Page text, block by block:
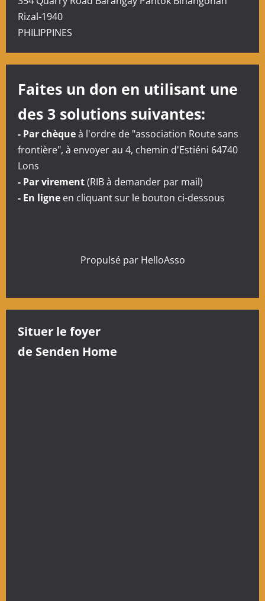
i
o
n
d
’
a
r
t
i
Rizal-1940
PHILIPPINES
Faites un don en utilisant une
des 3 solutions suivantes:
- Par chèqueà l'ordre de "association Route sans
frontière", à envoyer au 4, chemin d'Estiéni 64740
Lons
- Par virement(RIB à demander par mail)
- En ligne en cliquant sur le bouton ci-dessous
Propulsé par HelloAsso
Situer le foyer
de Senden Home